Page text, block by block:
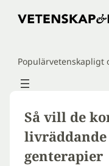
Hoppa
Populärvetenskapligt
Så vill de
livräddande
genterapier